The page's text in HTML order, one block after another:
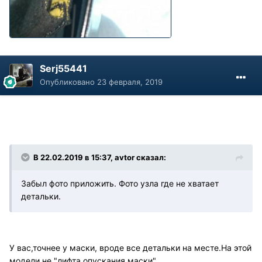
Serj55441
Опубликовано 23 февраля, 2019
В 22.02.2019 в 15:37, avtor сказал:
Забыл фото приложить. Фото узла где не хватает
детальки.
У вас,точнее у маски, вроде все детальки на месте.На этой